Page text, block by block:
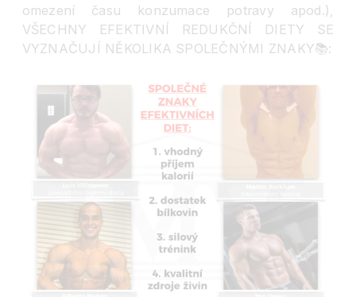
omezení času konzumace potravy apod.),
VŠECHNY EFEKTIVNÍ REDUKČNÍ DIETY SE
VYZNAČUJÍ NĚKOLIKA SPOLEČNÝMI ZNAKY📚: